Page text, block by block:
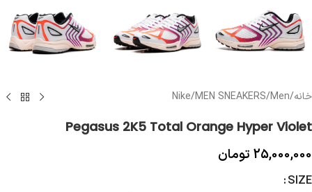
خانه/
Men
/
MEN SNEAKERS
/
Nike
Pegasus 2K5 Total Orange Hyper Violet
25,000,000 تومان
SIZE